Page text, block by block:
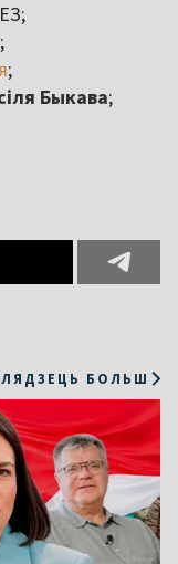
;
Быкава;
БОЛЬШ